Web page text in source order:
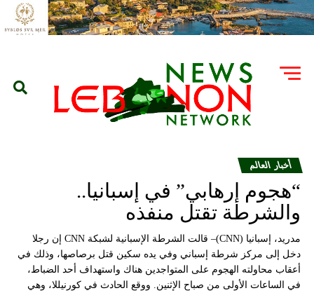
أخبار العالم
“هجوم إرهابي” في إسبانيا..
والشرطة تقتل منفذه
مدريد، إسبانيا (CNN)– قالت الشرطة الإسبانية لشبكة CNN إن رجلا
دخل إلى مركز شرطة إسباني وفي يده سكين قتل برصاصها، وذلك في
أعقاب محاولته الهجوم على المتواجدين هناك واستهداف أحد الضباط،
في الساعات الأولى من صباح الإثنين. ووقع الحادث في كورنيللا، وهي